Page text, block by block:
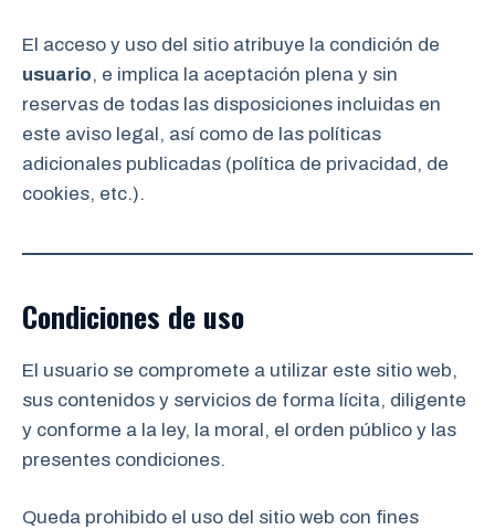
El acceso y uso del sitio atribuye la condición de
usuario, e implica la aceptación plena y sin
reservas de todas las disposiciones incluidas en
este aviso legal, así como de las políticas
adicionales publicadas (política de privacidad, de
cookies, etc.).
Condiciones de uso
El usuario se compromete a utilizar este sitio web,
sus contenidos y servicios de forma lícita, diligente
y conforme a la ley, la moral, el orden público y las
presentes condiciones.
Queda prohibido el uso del sitio web con fines